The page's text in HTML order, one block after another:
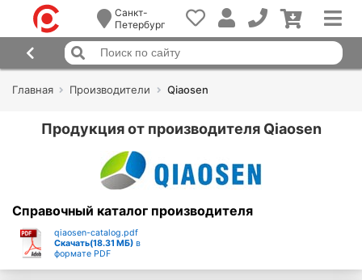
Санкт-
Петербург
Главная Производители Qiaosen
Продукция от производителя Qiaosen
Справочный каталог производителя
qiaosen-catalog.pdf
Скачать(18.31 МБ) в
формате PDF